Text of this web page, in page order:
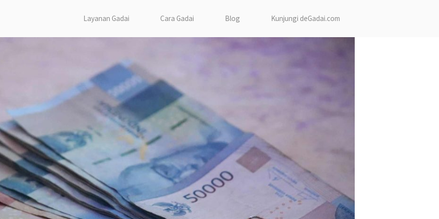
Layanan Gadai Cara Gadai Blog Kunjungi deGadai.com